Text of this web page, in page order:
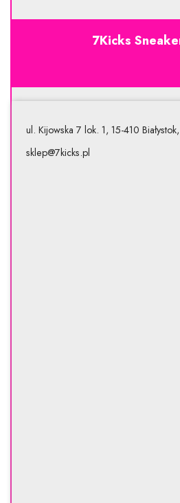
7Kicks
ul. Kijowska 7 lok. 1, 15-410
sklep@7kicks.pl